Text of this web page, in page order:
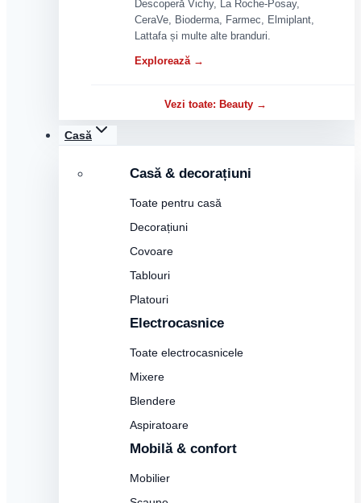
Descoperă Vichy, La Roche-Posay,
CeraVe, Bioderma, Farmec, Elmiplant,
Lattafa și multe alte branduri.
Explorează →
Vezi toate: Beauty →
Casă
Casă & decorațiuni
Toate pentru casă
Decorațiuni
Covoare
Tablouri
Platouri
Electrocasnice
Toate electrocasnicele
Mixere
Blendere
Aspiratoare
Mobilă & confort
Mobilier